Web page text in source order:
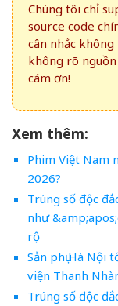
Chúng tôi chỉ
source code
cân nhắc
không rõ
cám ơn!
Xem thêm:
Phim Việt Nam
2026?
Trúng số độc
như
rộ
Sản phụ Hà Nội
viện Thanh
Trúng số độc